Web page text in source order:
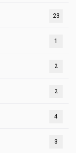
23
1
2
2
4
3